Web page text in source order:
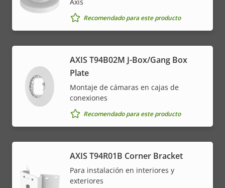
Recomendado para este producto
AXIS T94B02M J-Box/Gang Box
Plate
Montaje de cámaras en cajas de
conexiones
Recomendado para este producto
AXIS T94R01B Corner Bracket
Para instalación en interiores y
exteriores